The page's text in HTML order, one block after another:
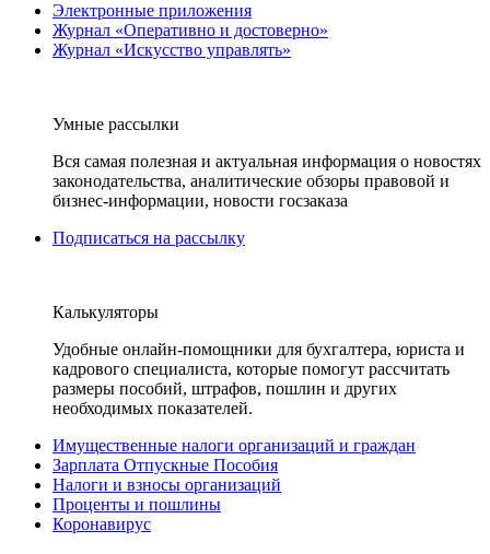
Электронные приложения
Журнал «Оперативно и достоверно»
Журнал «Искусство управлять»
Умные рассылки
Вся самая полезная и актуальная информация о новостях
законодательства, аналитические обзоры правовой и
бизнес-информации, новости госзаказа
Подписаться на рассылку
Калькуляторы
Удобные онлайн-помощники для бухгалтера, юриста и
кадрового специалиста, которые помогут рассчитать
размеры пособий, штрафов, пошлин и других
необходимых показателей.
Имущественные налоги организаций и граждан
Зарплата Отпускные Пособия
Налоги и взносы организаций
Проценты и пошлины
Коронавирус